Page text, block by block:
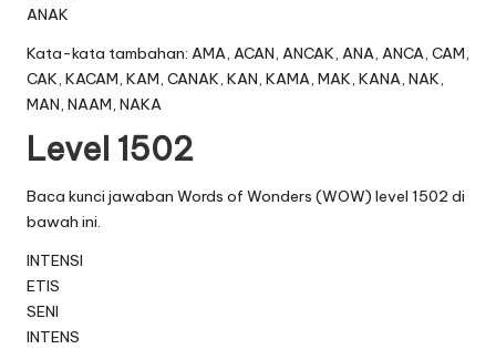
ANAK
Kata-kata tambahan: AMA, ACAN, ANCAK, ANA, ANCA, CAM,
CAK, KACAM, KAM, CANAK, KAN, KAMA, MAK, KANA, NAK,
MAN, NAAM, NAKA
Level 1502
Baca kunci jawaban Words of Wonders (WOW) level 1502 di
bawah ini.
INTENSI
ETIS
SENI
INTENS